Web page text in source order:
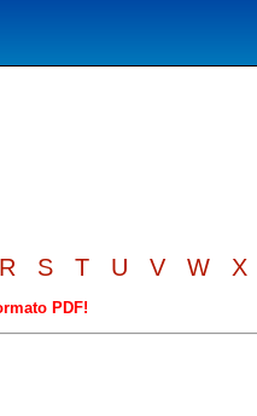
R S T U V W X
PDF!